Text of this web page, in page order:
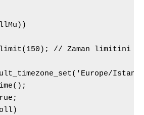
// Zaman limitini